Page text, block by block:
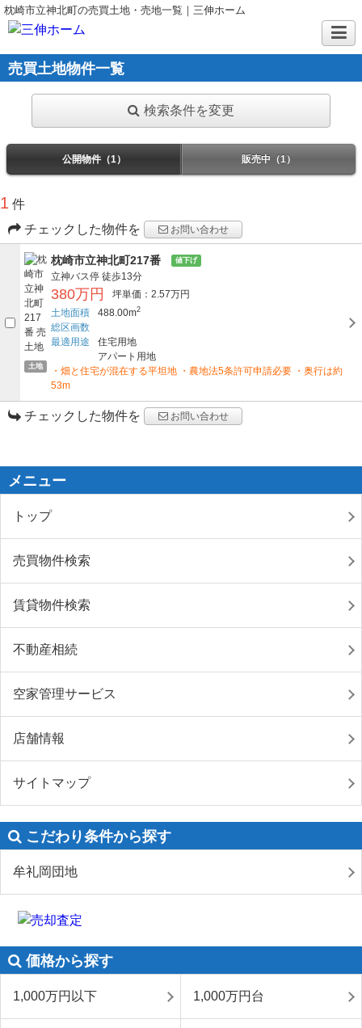
枕崎市立神北町の売買土地・売地一覧｜三伸ホーム
売買土地物件一覧
検索条件を変更
公開物件（1） 販売中（1）
1 件
チェックした物件を
お問い合わせ
土地
枕崎市立神北町217番 値下げ
立神バス停 徒歩13分
380万円
坪単価：2.57万円
土地面積
488.00m2
総区画数
最適用途
住宅用地
アパート用地
・畑と住宅が混在する平坦地 ・農地法5条許可申請必要 ・奥行は約
53m
チェックした物件を お問い合わせ
メニュー
トップ
売買物件検索
賃貸物件検索
不動産相続
空家管理サービス
店舗情報
サイトマップ
こだわり条件から探す
牟礼岡団地
価格から探す
1,000万円以下 1,000万円台